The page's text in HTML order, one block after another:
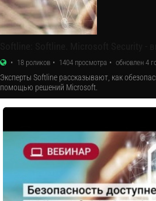
18 роликов 1404 просмотра обновлен 4
Эксперты Softline рассказывают, как
помощью решений Microsoft.